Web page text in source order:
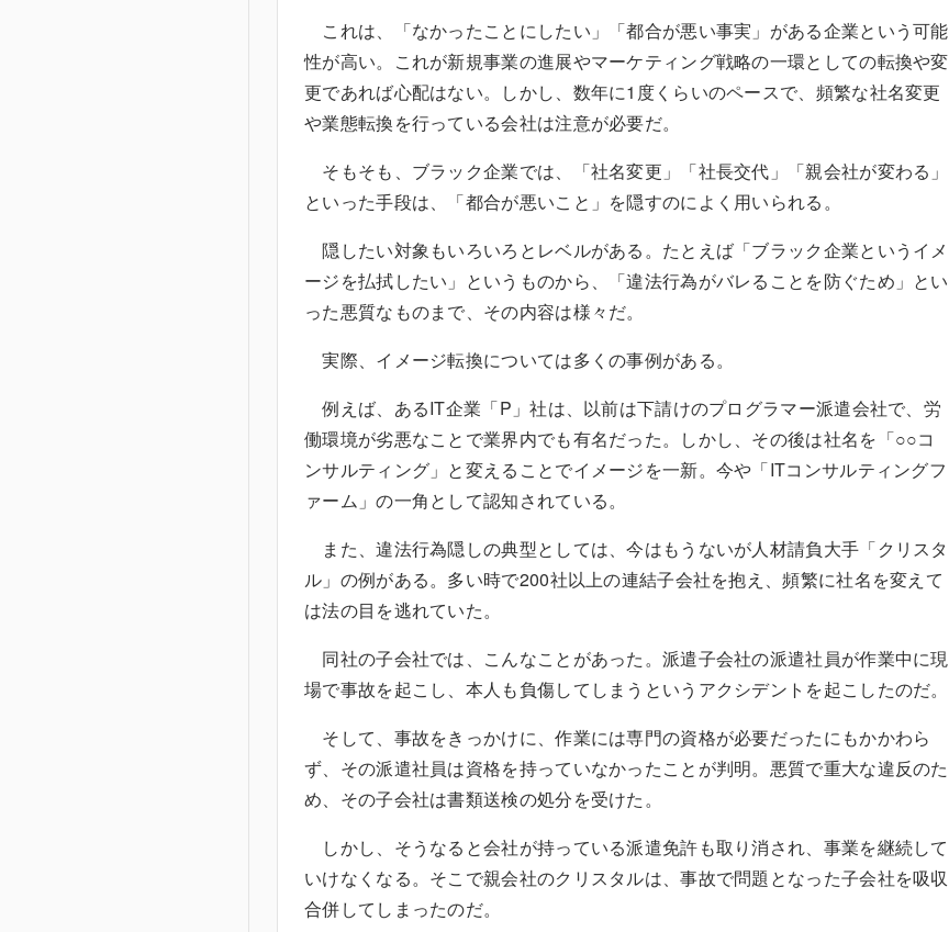
これは、「なかったことにしたい」「都合が悪い事実」がある企業という可能
性が高い。これが新規事業の進展やマーケティング戦略の一環としての転換や変
更であれば心配はない。しかし、数年に1度くらいのペースで、頻繁な社名変更
や業態転換を行っている会社は注意が必要だ。
そもそも、ブラック企業では、「社名変更」「社長交代」「親会社が変わる」
といった手段は、「都合が悪いこと」を隠すのによく用いられる。
隠したい対象もいろいろとレベルがある。たとえば「ブラック企業というイメ
ージを払拭したい」というものから、「違法行為がバレることを防ぐため」とい
った悪質なものまで、その内容は様々だ。
実際、イメージ転換については多くの事例がある。
例えば、あるIT企業「P」社は、以前は下請けのプログラマー派遣会社で、労
働環境が劣悪なことで業界内でも有名だった。しかし、その後は社名を「○○コ
ンサルティング」と変えることでイメージを一新。今や「ITコンサルティングフ
ァーム」の一角として認知されている。
また、違法行為隠しの典型としては、今はもうないが人材請負大手「クリスタ
ル」の例がある。多い時で200社以上の連結子会社を抱え、頻繁に社名を変えて
は法の目を逃れていた。
同社の子会社では、こんなことがあった。派遣子会社の派遣社員が作業中に現
場で事故を起こし、本人も負傷してしまうというアクシデントを起こしたのだ。
そして、事故をきっかけに、作業には専門の資格が必要だったにもかかわら
ず、その派遣社員は資格を持っていなかったことが判明。悪質で重大な違反のた
め、その子会社は書類送検の処分を受けた。
しかし、そうなると会社が持っている派遣免許も取り消され、事業を継続して
いけなくなる。そこで親会社のクリスタルは、事故で問題となった子会社を吸収
合併してしまったのだ。